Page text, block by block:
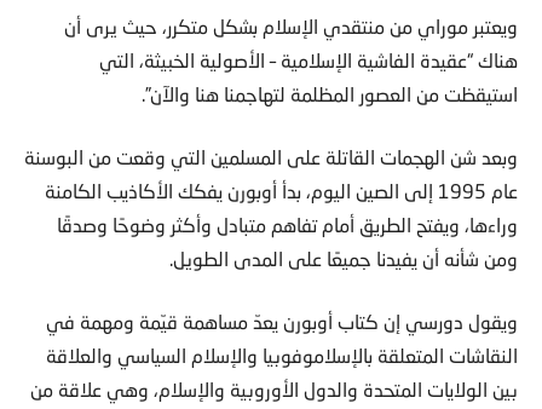
ويعتبر موراي من منتقدي الإسلام بشكل متكرر، حيث يرى أن
هناك “عقيدة الفاشية الإسلامية – الأصولية الخبيثة، التي
استيقظت من العصور المظلمة لتهاجمنا هنا والآن”.
وبعد شن الهجمات القاتلة على المسلمين التي وقعت من البوسنة
عام 1995 إلى الصين اليوم، بدأ أوبورن يفكك الأكاذيب الكامنة
وراءها، ويفتح الطريق أمام تفاهم متبادل وأكثر وضوحًا وصدقًا
ومن شأنه أن يفيدنا جميعًا على المدى الطويل.
ويقول دورسي إن كتاب أوبورن يعدّ مساهمة قيّمة ومهمة في
النقاشات المتعلقة بالإسلاموفوبيا والإسلام السياسي والعلاقة
بين الولايات المتحدة والدول الأوروبية والإسلام، وهي علاقة من